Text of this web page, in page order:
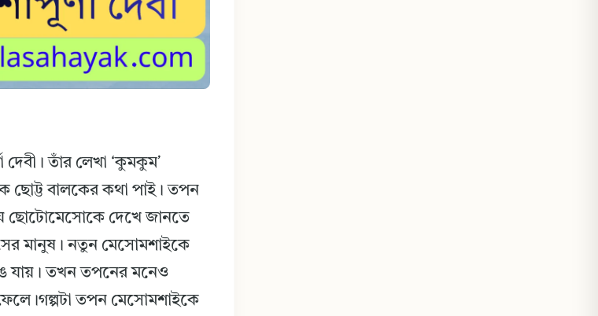
দেবী। তাঁর লেখা ‘কুমকুম’
ছোট্ট বালকের কথা পাই। তপন
ছোটোমেসোকে দেখে জানতে
মানুষ। নতুন মেসোমশাইকে
যায়। তখন তপনের মনেও
তপন মেসোমশাইকে